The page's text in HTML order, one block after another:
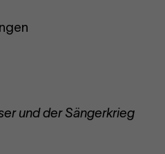
und der Sängerkrieg